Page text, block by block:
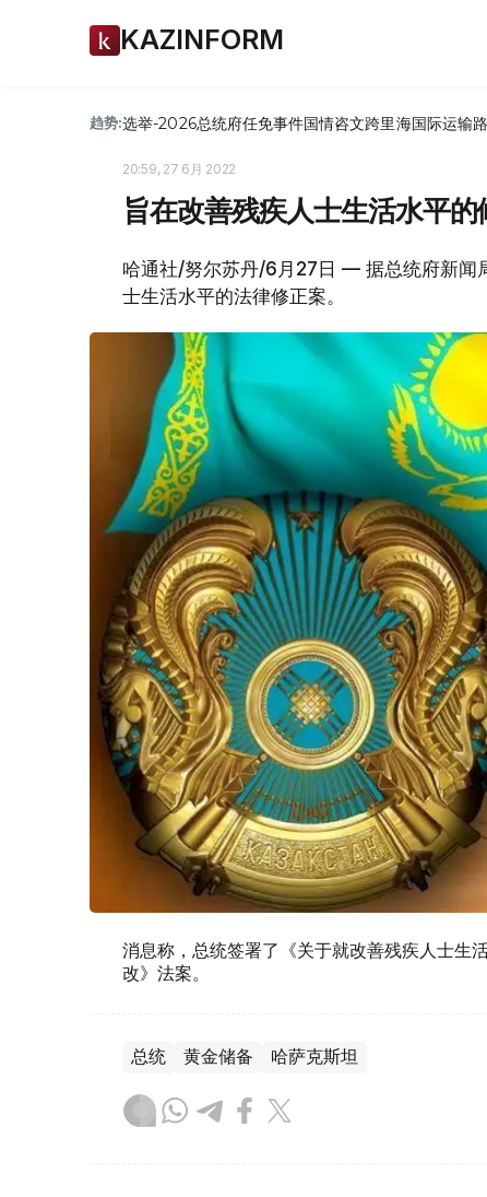
KAZINFORM
趋势:选举-2026总统府任免事件国情咨文跨里海国际运输
20:59, 27 6月 2022
旨在改善残疾人士生活水平
哈通社/努尔苏丹/6月27日 — 据总统府新闻
士生活水平的法律修正案。
消息称，总统签署了《关于就改善残疾人士生
改》法案。
总统 黄金储备 哈萨克斯坦